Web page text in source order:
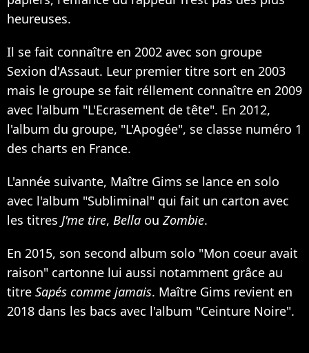
heureuses.
Il se fait connaître en 2002 avec son groupe
Sexion d'Assaut. Leur premier titre sort en 2003
mais le groupe se fait réllement connaître en 2009
avec l'album "L'Ecrasement de tête". En 2012,
l'album du groupe, "L'Apogée", se classe numéro 1
des charts en France.
L'année suivante, Maître Gims se lance en solo
avec l'album "Subliminal" qui fait un carton avec
les titres J'me tire, Bella ou Zombie.
En 2015, son second album solo "Mon coeur avait
raison" cartonne lui aussi notamment grâce au
titre Sapés comme jamais. Maître Gims revient en
2018 dans les bacs avec l'album "Ceinture Noire".